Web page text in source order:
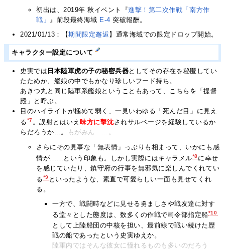
初出は、2019年 秋イベント『進撃！第二次作戦「南方作
戦」
』前段最終海域 E-4 突破報酬。
2021/01/13：【期間限定邂逅】通常海域での限定ドロップ開始。
キャラクター設定について
史実では 日本陸軍虎の子の秘密兵器としてその存在を秘匿してい
たためか、艦娘の中でもかなり珍しいフード持ち。
あきつ丸と同じ陸軍系艦娘ということもあって、こちらを「提督
殿」と呼ぶ。
目のハイライトが極めて弱く、一見いわゆる「死んだ目」に見え
る*7。誤射とはいえ味方に撃沈されサルベージを経験しているか
らだろうか…。
もがみん……。
さらにその見事な「無表情」っぷりも相まって、いかにも感
情が……という印象も。しかし実際にはキャラメル*8に幸せ
を感じていたり、鎮守府の行事を無邪気に楽しんでくれてい
る*9といったような、素直で可愛らしい一面も見せてくれ
る。
一方で、戦闘時などに見せる勇ましさや戦友達に対す
る堂々とした態度は、数多くの作戦で司令部指定船*10
として上陸船団の中核を担い、最前線で戦い続けた歴
戦の船であったという史実ゆえか。
陸軍内ではそんな彼女に憧れるものも多いのだろう